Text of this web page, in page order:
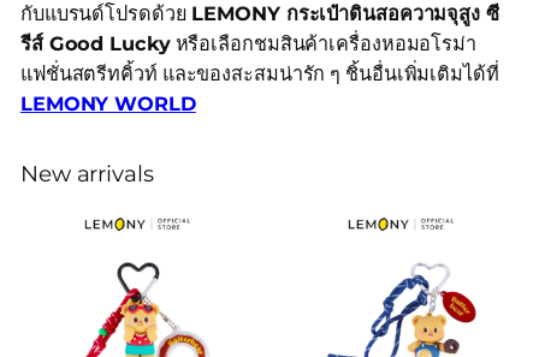
กับแบรนด์โปรดด้วย LEMONY กระเป๋าดินสอความจุสูง ซี
รีส์ Good Luckyหรือเลือกชมสินค้าเครื่องหอมอโรม่า
แฟชั่นสตรีทคิ้วท์ และของสะสมน่ารัก ๆ ชิ้นอื่นเพิ่มเติมได้ที่
LEMONY WORLD
New arrivals